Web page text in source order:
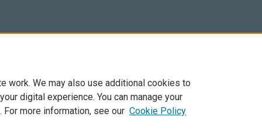
Elsevier, i suoi licenziatari e contributori. Tutti i diritti sono riservati. Inclusi
work. We may also use additional cookies to
digital experience. You can manage your
For more information, see our Cookie Policy